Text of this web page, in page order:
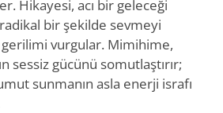
Hikayesi, acı bir geleceği
bir şekilde sevmeyi
gerilimi vurgular. Mimihime,
sessiz gücünü somutlaştırır;
sunmanın asla enerji israfı